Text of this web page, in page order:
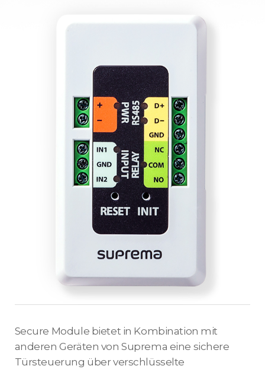
Secure Module bietet in Kombination mit
anderen Geräten von Suprema eine sichere
Türsteuerung über verschlüsselte